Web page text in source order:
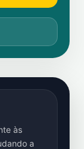
às
a